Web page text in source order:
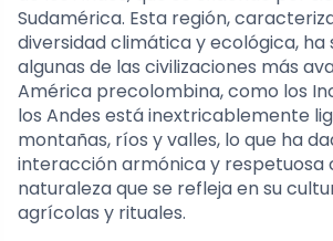
Sudamérica. Esta región,
diversidad climática y ecológica, ha
algunas de las civilizaciones más
América precolombina, como los
los Andes está inextricablemente
montañas, ríos y valles, lo que ha
interacción armónica y respetuosa
naturaleza que se refleja en su
agrícolas y rituales.